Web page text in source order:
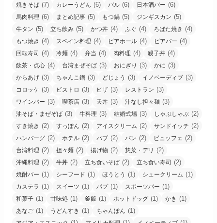
焼きそば (7) カレーうどん (6) バル (6) 日本酒バー (6)
馬肉料理 (6) まとめ記事 (5) もつ鍋 (5) ジンギスカン (5)
牛タン (5) 立ち飲み (5) かつ丼 (4) ふぐ (4) ろばた焼き (4)
もつ焼き (4) スペイン料理 (4) ビアホール (4) ビアバー (4)
回転寿司 (4) 冷麺 (4) 弁当 (4) 肉料理 (4) 親子丼 (4)
飲茶・点心 (4) 台湾まぜそば (3) おにぎり (3) かに (3)
からあげ (3) ちゃんこ鍋 (3) どじょう (3) イノベーディブ (3)
コロッケ (3) ビストロ (3) ピザ (3) レストラン (3)
ワインバー (3) 喫茶店 (3) 天丼 (3) 汁なし担々麺 (3)
油そば・まぜぞば (3) 牛料理 (3) 結婚式場 (3) しゃぶしゃぶ (2)
すき焼き (2) すっぽん (2) アイスクリーム (2) サンドイッチ (2)
ハンバーグ (2) ホテル (2) パブ (2) パン (2) ビュッフェ (2)
台湾料理 (2) 担々麺 (2) 揚げ物 (2) 惣菜・デリ (2)
沖縄料理 (2) 牛丼 (2) 立ち食いそば (2) 立ち食い寿司 (2)
焼酎バー (1) シーフード (1) ほうとう (1) シュークリーム (1)
カステラ (1) スイーツ (1) パプ(1) スポーツバー (1)
和菓子 (1) 甘味処 (1) 釜飯 (1) ホットドッグ (1) かき (1)
あなご (1) うどんすき (1) ちゃんぽん (1)